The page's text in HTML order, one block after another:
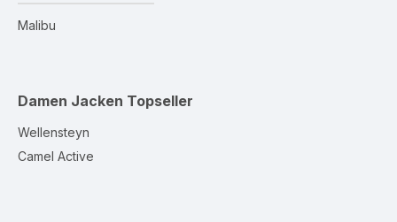
Malibu
Damen Jacken Topseller
Wellensteyn
Camel Active